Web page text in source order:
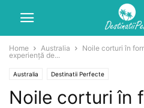
Home Australia
Noile corturi în
experiență de...
Australia Destinatii Perfecte
Noile corturi în